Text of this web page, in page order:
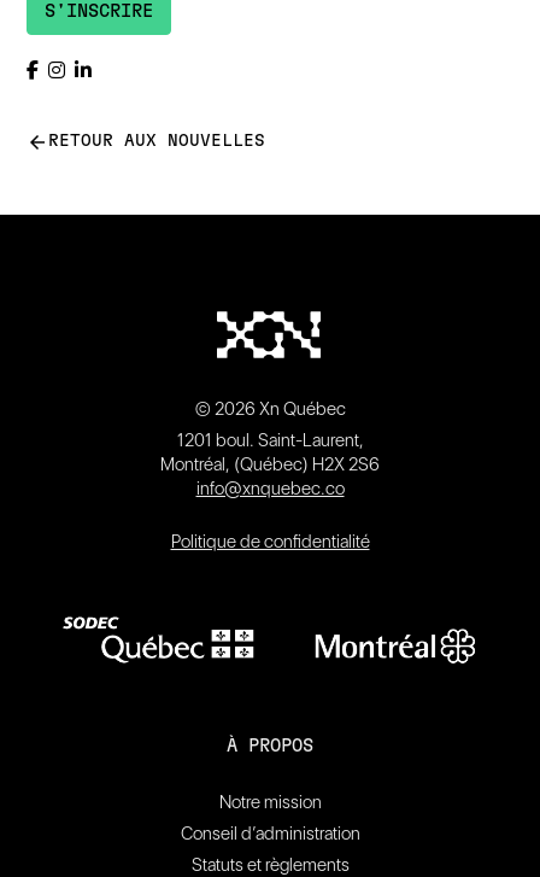
S'INSCRIRE
arrow_back RETOUR AUX NOUVELLES
© 2026 Xn Québec
1201 boul. Saint-Laurent,
Montréal, (Québec) H2X 2S6
info@xnquebec.co
Politique de confidentialité
À PROPOS
Notre mission
Conseil d’administration
Statuts et règlements